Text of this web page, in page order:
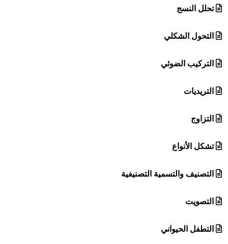
تحلل النسج
التحول الشكلي
التركيب الضوئي
التريديات
التزاوج
تشكل الأنواع
التصنيف والتسمية التصنيفية
التصويت
التطفل الحيواني